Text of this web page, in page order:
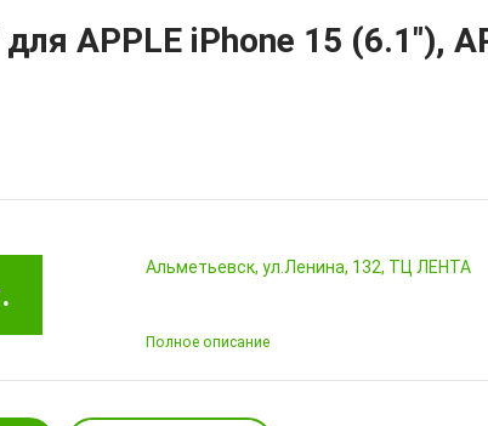
APPLE iPhone 15 (6.1"),
Альметьевск, ул.Ленина, 132, ТЦ ЛЕНТА
Полное описание